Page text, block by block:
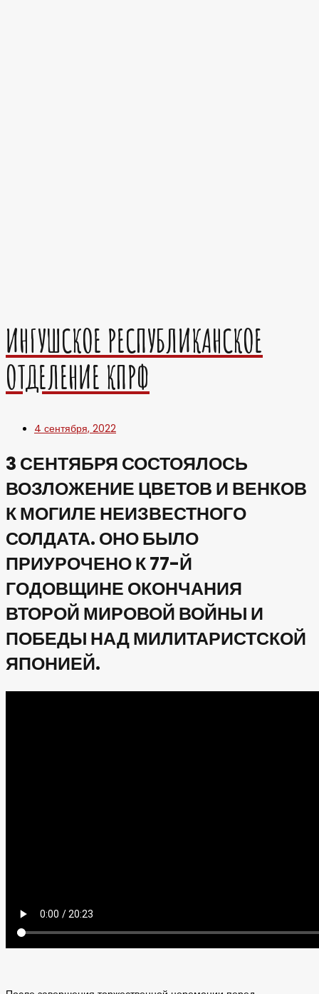
ИНГУШСКОЕ РЕСПУБЛИКАНСКОЕ
ОТДЕЛЕНИЕ КПРФ
4 сентября, 2022
3 СЕНТЯБРЯ СОСТОЯЛОСЬ
ВОЗЛОЖЕНИЕ ЦВЕТОВ И ВЕНКОВ
К МОГИЛЕ НЕИЗВЕСТНОГО
СОЛДАТА. ОНО БЫЛО
ПРИУРОЧЕНО К 77-Й
ГОДОВЩИНЕ ОКОНЧАНИЯ
ВТОРОЙ МИРОВОЙ ВОЙНЫ И
ПОБЕДЫ НАД МИЛИТАРИСТСКОЙ
ЯПОНИЕЙ.